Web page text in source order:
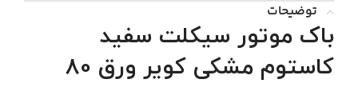
توضیحات
باک موتور سیکلت سفید
کاستوم مشکی کویر ورق 80